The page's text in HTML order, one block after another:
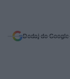
Dodaj do Google